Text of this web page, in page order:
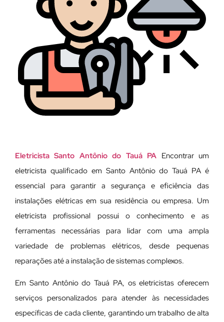
Eletricista Santo Antônio do Tauá PA Encontrar um
eletricista qualificado em Santo Antônio do Tauá PA é
essencial para garantir a segurança e eficiência das
instalações elétricas em sua residência ou empresa. Um
eletricista profissional possui o conhecimento e as
ferramentas necessárias para lidar com uma ampla
variedade de problemas elétricos, desde pequenas
reparações até a instalação de sistemas complexos.
Em Santo Antônio do Tauá PA, os eletricistas oferecem
serviços personalizados para atender às necessidades
específicas de cada cliente, garantindo um trabalho de alta